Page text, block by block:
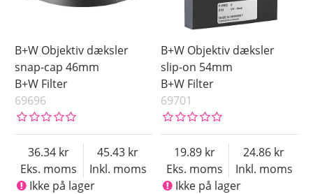
B+W Objektiv dæksler
snap-cap 46mm
B+W Filter
69696
Eks. moms
36.34
Inkl. moms
45.43
Ikke på lager
B+W Objektiv dæksler
slip-on 54mm
B+W Filter
69701
Eks. moms
19.89
Inkl. moms
24.86
Ikke på lager